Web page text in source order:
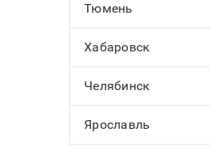
Тюмень
Хабаровск
Челябинск
Ярославль